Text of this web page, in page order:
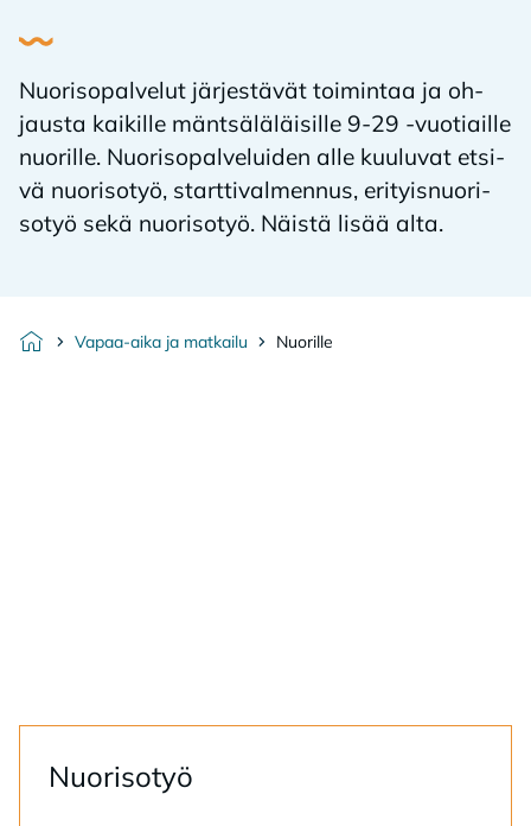
Nuo­ri­so­pal­ve­lut jär­jes­tä­vät toi­min­taa ja oh­
jaus­ta kai­kil­le mänt­sä­lä­läi­sil­le 9-29 -vuo­tiail­le
nuo­ril­le. Nuo­ri­so­pal­ve­lui­den alle kuu­lu­vat et­si­
vä nuo­ri­so­työ, start­ti­val­men­nus, eri­tyis­nuo­ri­
so­työ sekä nuo­ri­so­työ. Näis­tä li­sää alta.
Etusivu
Vapaa-aika ja matkailu Nuorille
Nuo­ri­so­työ